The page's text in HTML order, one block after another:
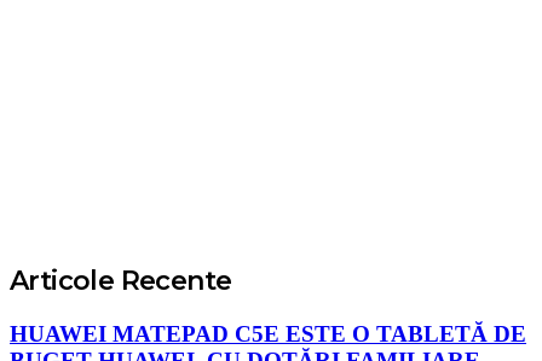
Articole Recente
HUAWEI MATEPAD C5E ESTE O TABLETĂ DE